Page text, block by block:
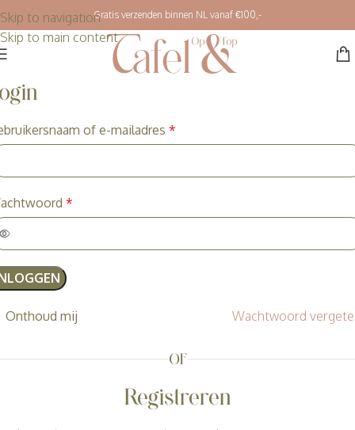
Skip to navigation
Skip to main content
Gratis verzenden binnen NL vanaf €100,-
of e-mailadres *
*
Wachtwoord
Onthoud mij
OF
Registreren